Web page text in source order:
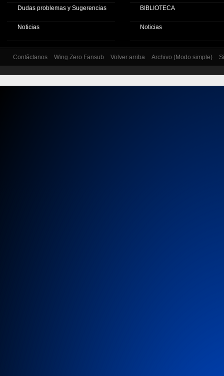
Dudas problemas y Sugerencias
Noticias
BIBLIOTECA
Noticias
Contáctanos Wing Zero Fansub Volver arriba Archivo (Modo simple)